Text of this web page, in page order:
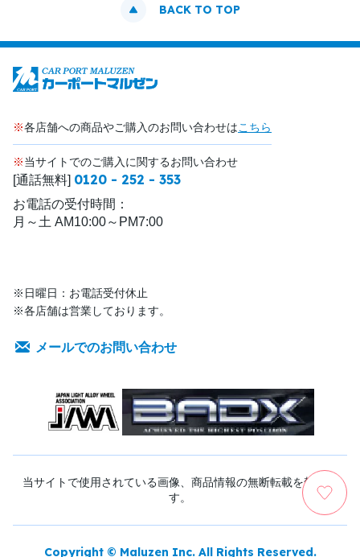
BACK TO TOP
※各店舗への商品やご購入のお問い合わせはこちら
※当サイトでのご購入に関するお問い合わせ
[通話無料] 0120 - 252 - 353
お電話の受付時間：
月～土 AM10:00～PM7:00
※日曜日：お電話受付休止
※各店舗は営業しております。
メールでのお問い合わせ
当サイトで使用されている画像、商品情報の無断転載を禁じま
す。
Copyright © Maluzen Inc. All Rights Reserved.